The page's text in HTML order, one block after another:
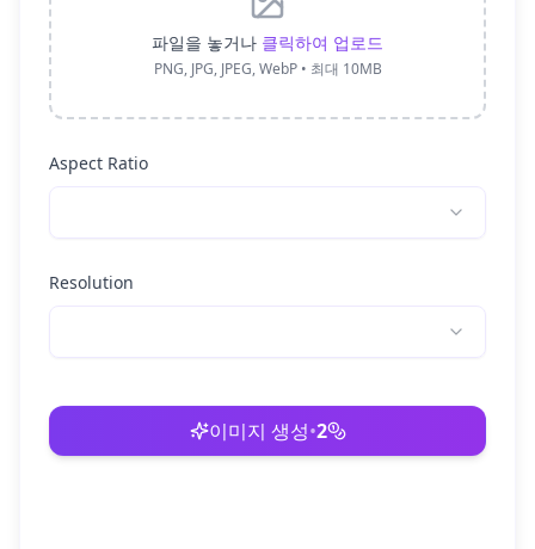
파일을 놓거나 클릭하여 업로드
PNG, JPG, JPEG, WebP • 최대 10MB
Aspect Ratio
Resolution
이미지 생성•2